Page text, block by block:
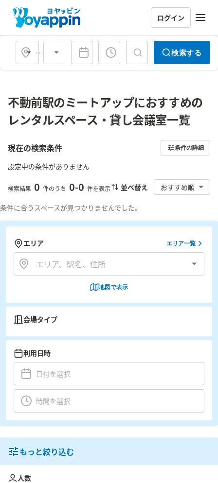
ログイン
会場タイプ 検索する
不動前駅のミートアップにおすすめの
レンタルスペース・貸し会議室一覧
現在の検索条件 条件の詳細
設定中の条件がありません
検索結果 0 件のうち 0-0 件を表示 並べ替え おすすめ順
条件に合うスペースが見つかりませんでした。
エリア エリア一覧
地図で表示
会場タイプ
利用日時
もっと絞り込む
人数